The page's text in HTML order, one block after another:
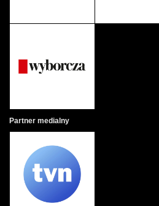
Partner medialny